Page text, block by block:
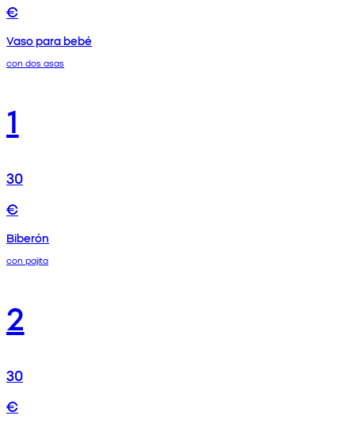
€
Vaso para bebé
con dos asas
1
30
€
Biberón
con pajita
2
30
€